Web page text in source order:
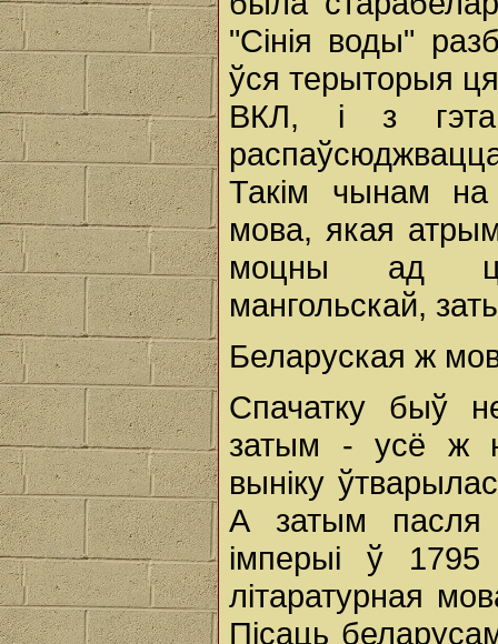
"Сінія воды"
ўся терыторыя
ВКЛ, і з
Такім чынам
мова, якая
моцны ад
мангольскай,
Беларуская ж
Спачатку быў
затым - усё ж
выніку
А затым пасля
імперыі ў 1795
літаратурная
Пісаць